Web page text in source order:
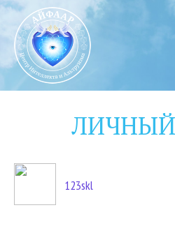
123skl